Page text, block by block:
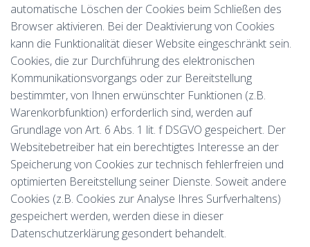
automatische Löschen der Cookies beim Schließen des
Browser aktivieren. Bei der Deaktivierung von Cookies
kann die Funktionalität dieser Website eingeschränkt sein.
Cookies, die zur Durchführung des elektronischen
Kommunikationsvorgangs oder zur Bereitstellung
bestimmter, von Ihnen erwünschter Funktionen (z.B.
Warenkorbfunktion) erforderlich sind, werden auf
Grundlage von Art. 6 Abs. 1 lit. f DSGVO gespeichert. Der
Websitebetreiber hat ein berechtigtes Interesse an der
Speicherung von Cookies zur technisch fehlerfreien und
optimierten Bereitstellung seiner Dienste. Soweit andere
Cookies (z.B. Cookies zur Analyse Ihres Surfverhaltens)
gespeichert werden, werden diese in dieser
Datenschutzerklärung gesondert behandelt.